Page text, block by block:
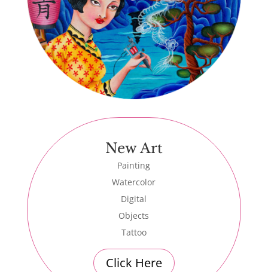
New Art
Painting
Watercolor
Digital
Objects
Tattoo
Click Here